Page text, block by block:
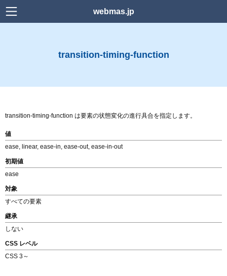
webmas.jp
WordPress
CSS
Downlord
Topics
transition-timing-function
transition-timing-function は要素の状態変化の進行具合を指定します。
値
ease, linear, ease-in, ease-out, ease-in-out
初期値
ease
対象
すべての要素
継承
しない
CSS レベル
CSS 3～